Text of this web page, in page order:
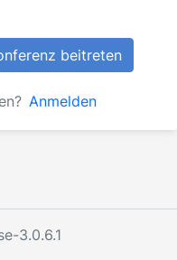
beitreten
Anmelden
3.0.6.1